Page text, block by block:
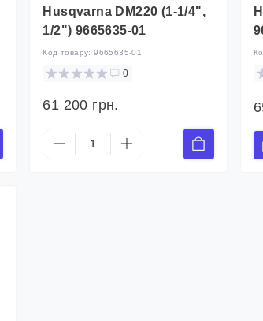
Husqvarna DM220 (1-1/4",
1/2") 9665635-01
Код товару:9665635-01
0
61 200 грн.